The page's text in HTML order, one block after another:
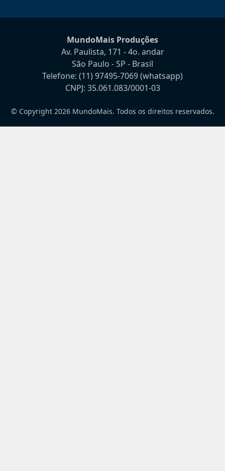
MundoMais Produções
Av. Paulista, 171 - 4o. andar
São Paulo - SP - Brasil
Telefone: (11) 97495-7069(whatsapp)
CNPJ: 35.061.083/0001-03
© Copyright 2026 MundoMais. Todos os direitos reservados.